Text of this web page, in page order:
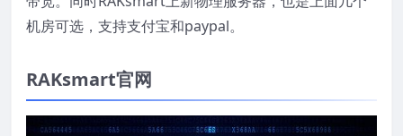
机房可选，支持支付宝和paypal。
RAKsmart官网